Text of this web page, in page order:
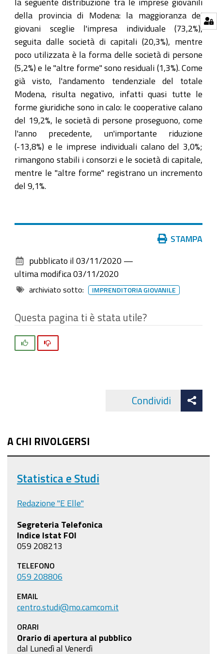
della provincia di Modena: la maggioranza dei
giovani sceglie l'impresa individuale (73,2%),
seguita dalle società di capitali (20,3%), mentre
poco utilizzata è la forma delle società di persone
(5,2%) e le "altre forme" sono residuali (1,3%). Come
già visto, l'andamento tendenziale del totale
Modena, risulta negativo, infatti quasi tutte le
forme giuridiche sono in calo: le cooperative calano
del 19,2%, le società di persone proseguono, come
l'anno precedente, un'importante riduzione
(-13,8%) e le imprese individuali calano del 3,0%;
rimangono stabili i consorzi e le società di capitale,
mentre le "altre forme" registrano un incremento
del 9,1%.
documento
STAMPA
pubblicato il 03/11/2020 —
ultima modifica 03/11/2020
archiviato sotto: IMPRENDITORIA GIOVANILE
Questa pagina ti è stata utile?
Condividi
A CHI RIVOLGERSI
Statistica e Studi
Redazione "E Elle"
Segreteria Telefonica
Indice Istat FOI
059 208213
TELEFONO
059 208806
EMAIL
centro.studi@mo.camcom.it
ORARI
Orario di apertura al pubblico
dal Lunedì al Venerdì